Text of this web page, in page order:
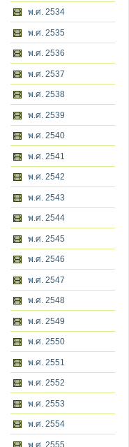
พ.ศ. 2534
พ.ศ. 2535
พ.ศ. 2536
พ.ศ. 2537
พ.ศ. 2538
พ.ศ. 2539
พ.ศ. 2540
พ.ศ. 2541
พ.ศ. 2542
พ.ศ. 2543
พ.ศ. 2544
พ.ศ. 2545
พ.ศ. 2546
พ.ศ. 2547
พ.ศ. 2548
พ.ศ. 2549
พ.ศ. 2550
พ.ศ. 2551
พ.ศ. 2552
พ.ศ. 2553
พ.ศ. 2554
พ.ศ. 2555